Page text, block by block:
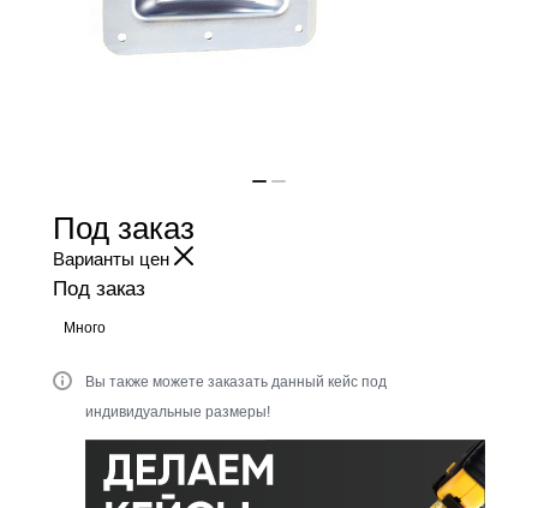
Под заказ
Варианты цен
Под заказ
Много
Вы также можете заказать данный кейс под
индивидуальные размеры!